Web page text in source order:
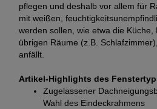
pflegen und deshalb vor allem für
mit weißen,
werden sollen, wie etwa die Küche,
übrigen Räume (z.B.
anfällt.
Artikel-Highlights des
Zugelassener
Wahl des Eindeckrahmens